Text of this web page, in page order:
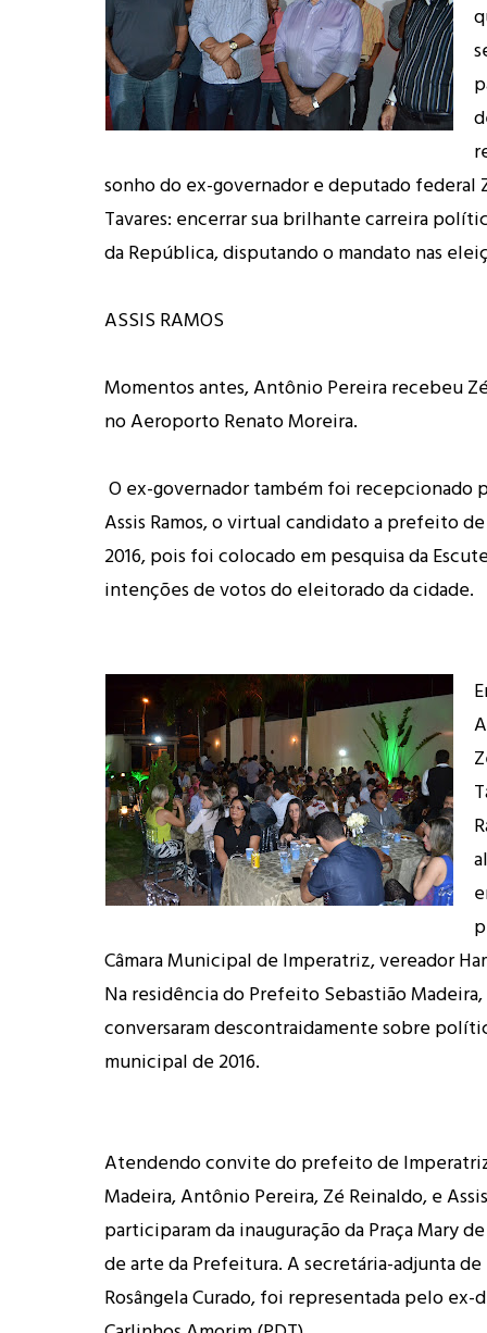
sonho do ex-governador e deputado federal
Tavares: encerrar sua brilhante carreira
da República, disputando o mandato nas
ASSIS RAMOS
Momentos antes, Antônio Pereira recebeu
no Aeroporto Renato Moreira.
O ex-governador também foi recepcionado
Assis Ramos, o virtual candidato a prefeito
2016, pois foi colocado em pesquisa da
intenções de votos do eleitorado da cidade.
Câmara Municipal de Imperatriz, vereador
Na residência do Prefeito Sebastião Madeira,
conversaram descontraidamente sobre
municipal de 2016.
Atendendo convite do prefeito de
Madeira, Antônio Pereira, Zé Reinaldo, e
participaram da inauguração da Praça Mary
de arte da Prefeitura. A secretária-adjunta de
Rosângela Curado, foi representada pelo ex-